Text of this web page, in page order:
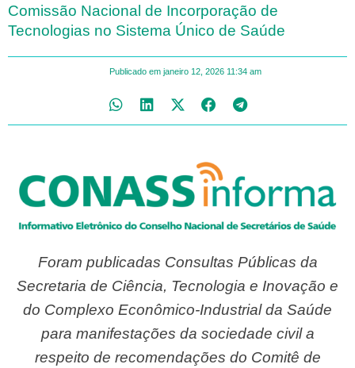
Comissão Nacional de Incorporação de
Tecnologias no Sistema Único de Saúde
Publicado em janeiro 12, 2026 11:34 am
Foram publicadas Consultas Públicas da
Secretaria de Ciência, Tecnologia e Inovação e
do Complexo Econômico-Industrial da Saúde
para manifestações da sociedade civil a
respeito de recomendações do Comitê de